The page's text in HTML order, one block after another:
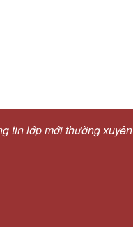
tin lớp mới thường xuyên